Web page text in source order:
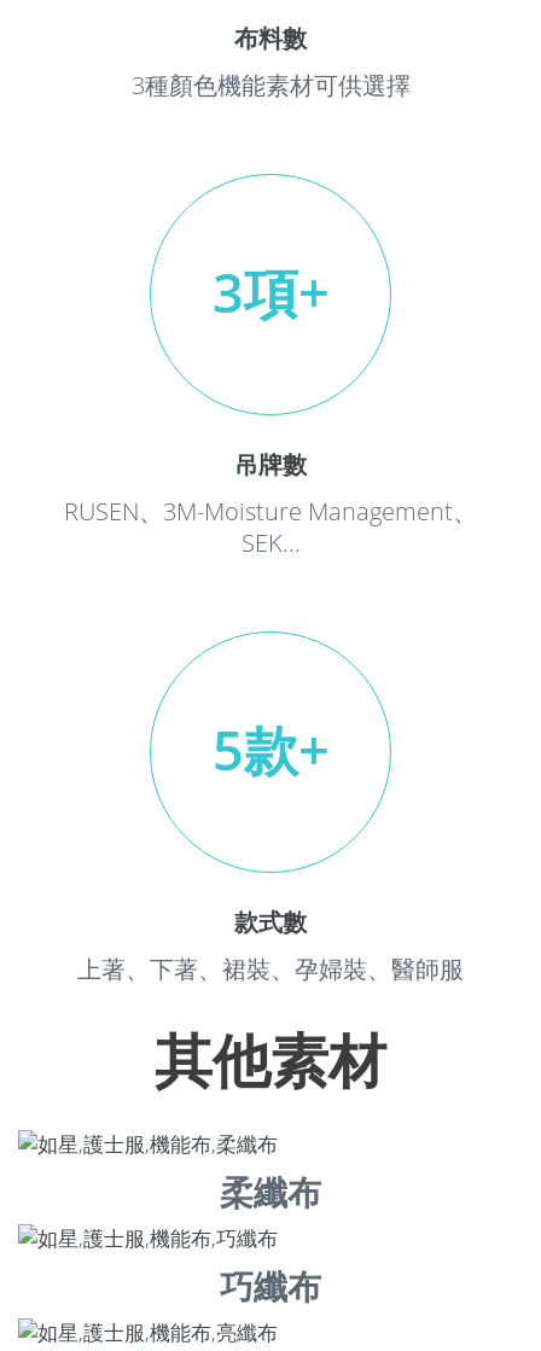
布料數
3種顏色機能素材可供選擇
3項+
吊牌數
RUSEN、3M-Moisture Management、
SEK...
5款+
款式數
上著、下著、裙裝、孕婦裝、醫師服
其他素材
柔纖布
巧纖布